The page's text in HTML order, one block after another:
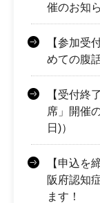
催のお知
【参加受
めての腹
【受付終
席」開催
日)）
【申込を
阪府認知
ます！